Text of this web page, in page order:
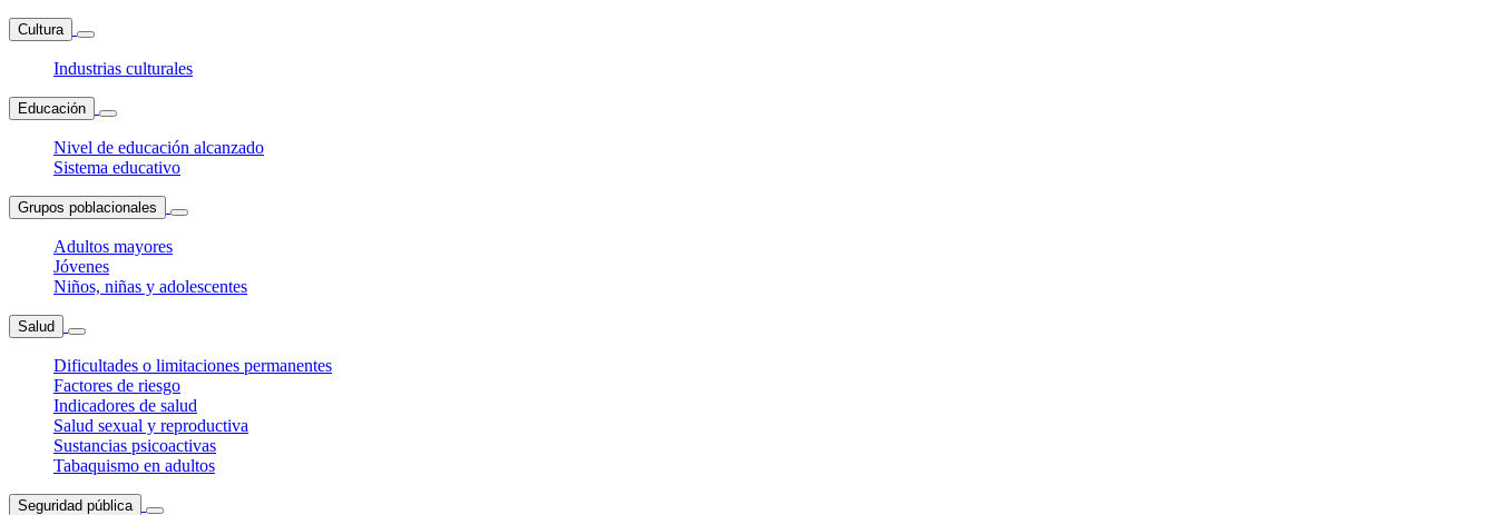
Cultura
Industrias culturales
Educación
Nivel de educación alcanzado
Sistema educativo
Grupos poblacionales
Adultos mayores
Jóvenes
Niños, niñas y adolescentes
Salud
Dificultades o limitaciones permanentes
Factores de riesgo
Indicadores de salud
Salud sexual y reproductiva
Sustancias psicoactivas
Tabaquismo en adultos
Seguridad pública